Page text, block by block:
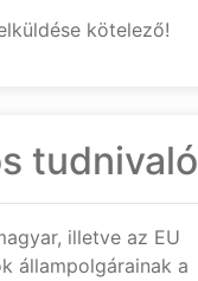
kötelező!
tudnivaló
illetve az EU
állampolgárainak a